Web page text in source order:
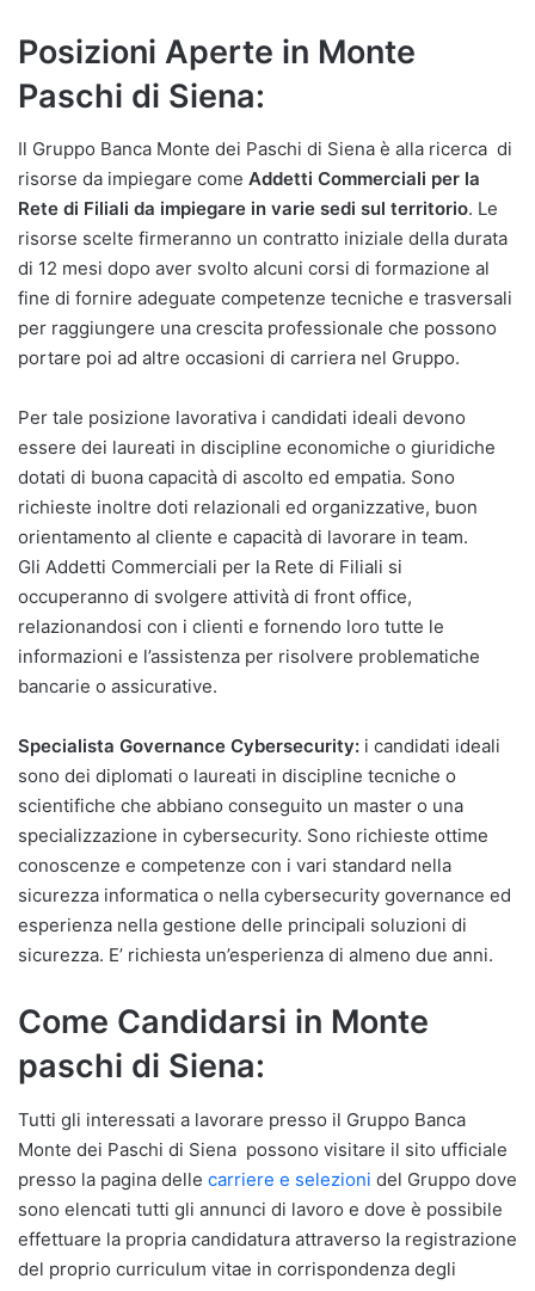
Posizioni Aperte in Monte
Paschi di Siena:
Il Gruppo Banca Monte dei Paschi di Siena è alla ricerca di
risorse da impiegare come Addetti Commerciali per la
Rete di Filiali da impiegare in varie sedi sul territorio. Le
risorse scelte firmeranno un contratto iniziale della durata
di 12 mesi dopo aver svolto alcuni corsi di formazione al
fine di fornire adeguate competenze tecniche e trasversali
per raggiungere una crescita professionale che possono
portare poi ad altre occasioni di carriera nel Gruppo.
Per tale posizione lavorativa i candidati ideali devono
essere dei laureati in discipline economiche o giuridiche
dotati di buona capacità di ascolto ed empatia. Sono
richieste inoltre doti relazionali ed organizzative, buon
orientamento al cliente e capacità di lavorare in team.
Gli Addetti Commerciali per la Rete di Filiali si
occuperanno di svolgere attività di front office,
relazionandosi con i clienti e fornendo loro tutte le
informazioni e l’assistenza per risolvere problematiche
bancarie o assicurative.
Specialista Governance Cybersecurity: i candidati ideali
sono dei diplomati o laureati in discipline tecniche o
scientifiche che abbiano conseguito un master o una
specializzazione in cybersecurity. Sono richieste ottime
conoscenze e competenze con i vari standard nella
sicurezza informatica o nella cybersecurity governance ed
esperienza nella gestione delle principali soluzioni di
sicurezza. E’ richiesta un’esperienza di almeno due anni.
Come Candidarsi in Monte
paschi di Siena:
Tutti gli interessati a lavorare presso il Gruppo Banca
Monte dei Paschi di Siena possono visitare il sito ufficiale
presso la pagina delle carriere e selezioni del Gruppo dove
sono elencati tutti gli annunci di lavoro e dove è possibile
effettuare la propria candidatura attraverso la registrazione
del proprio curriculum vitae in corrispondenza degli